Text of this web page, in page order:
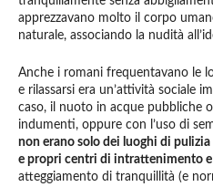
apprezzavano molto il corpo
naturale, associando la nudità
Anche i romani frequentavano le
e rilassarsi era un’attività sociale
caso, il nuoto in acque pubbliche
indumenti, oppure con l’uso di
non erano solo dei luoghi di pulizia
e propri centri di intrattenimento e
atteggiamento di tranquillità (e